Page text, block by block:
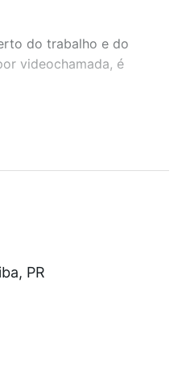
do trabalho e do
videochamada, é
verde e encontrar
quanto custa comprar
PR